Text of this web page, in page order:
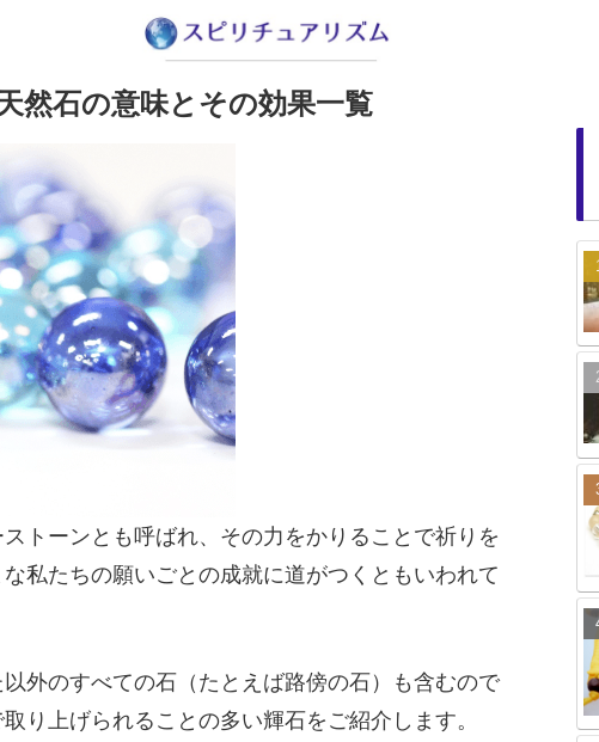
然石の意味とその効果一覧
トーンとも呼ばれ、その力をかりることで祈りを
私たちの願いごとの成就に道がつくともいわれて
外のすべての石（たとえば路傍の石）も含むので
り上げられることの多い輝石をご紹介します。